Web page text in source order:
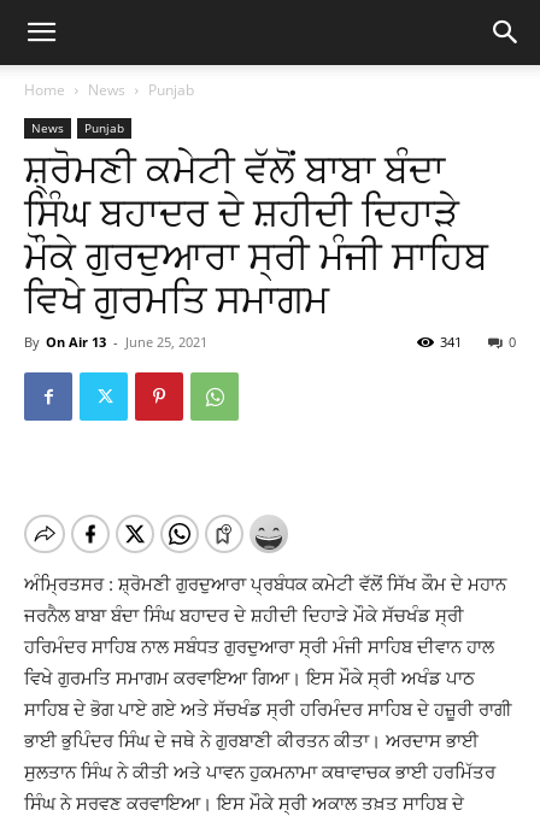
Home News Punjab
News Punjab
ਸ਼੍ਰੋਮਣੀ ਕਮੇਟੀ ਵੱਲੋਂ ਬਾਬਾ ਬੰਦਾ
ਸਿੰਘ ਬਹਾਦਰ ਦੇ ਸ਼ਹੀਦੀ ਦਿਹਾੜੇ
ਮੌਕੇ ਗੁਰਦੁਆਰਾ ਸ੍ਰੀ ਮੰਜੀ ਸਾਹਿਬ
ਵਿਖੇ ਗੁਰਮਤਿ ਸਮਾਗਮ
By On Air 13 - June 25, 2021 0
341
ਅੰਮ੍ਰਿਤਸਰ : ਸ਼੍ਰੋਮਣੀ ਗੁਰਦੁਆਰਾ ਪ੍ਰਬੰਧਕ ਕਮੇਟੀ ਵੱਲੋਂ ਸਿੱਖ ਕੌਮ ਦੇ ਮਹਾਨ
ਜਰਨੈਲ ਬਾਬਾ ਬੰਦਾ ਸਿੰਘ ਬਹਾਦਰ ਦੇ ਸ਼ਹੀਦੀ ਦਿਹਾੜੇ ਮੌਕੇ ਸੱਚਖੰਡ ਸ੍ਰੀ
ਹਰਿਮੰਦਰ ਸਾਹਿਬ ਨਾਲ ਸਬੰਧਤ ਗੁਰਦੁਆਰਾ ਸ੍ਰੀ ਮੰਜੀ ਸਾਹਿਬ ਦੀਵਾਨ ਹਾਲ
ਵਿਖੇ ਗੁਰਮਤਿ ਸਮਾਗਮ ਕਰਵਾਇਆ ਗਿਆ। ਇਸ ਮੌਕੇ ਸ੍ਰੀ ਅਖੰਡ ਪਾਠ
ਸਾਹਿਬ ਦੇ ਭੋਗ ਪਾਏ ਗਏ ਅਤੇ ਸੱਚਖੰਡ ਸ੍ਰੀ ਹਰਿਮੰਦਰ ਸਾਹਿਬ ਦੇ ਹਜ਼ੂਰੀ ਰਾਗੀ
ਭਾਈ ਭੁਪਿੰਦਰ ਸਿੰਘ ਦੇ ਜਥੇ ਨੇ ਗੁਰਬਾਣੀ ਕੀਰਤਨ ਕੀਤਾ। ਅਰਦਾਸ ਭਾਈ
ਸੁਲਤਾਨ ਸਿੰਘ ਨੇ ਕੀਤੀ ਅਤੇ ਪਾਵਨ ਹੁਕਮਨਾਮਾ ਕਥਾਵਾਚਕ ਭਾਈ ਹਰਮਿੱਤਰ
ਸਿੰਘ ਨੇ ਸਰਵਣ ਕਰਵਾਇਆ। ਇਸ ਮੌਕੇ ਸ੍ਰੀ ਅਕਾਲ ਤਖ਼ਤ ਸਾਹਿਬ ਦੇ